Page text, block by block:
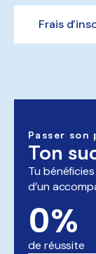
Frais
Passer son
Ton
Tu
d’un
de réussite
0%